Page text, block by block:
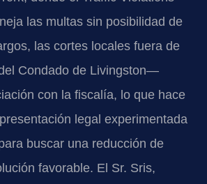
las multas sin posibilidad de
las cortes locales fuera de
Condado de Livingston—
con la fiscalía, lo que hace
legal experimentada
buscar una reducción de
favorable. El Sr. Sris,